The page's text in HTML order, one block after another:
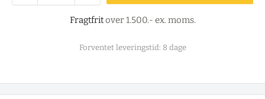
Fragtfritover 1.500.- ex. moms.
Forventet leveringstid: 8 dage